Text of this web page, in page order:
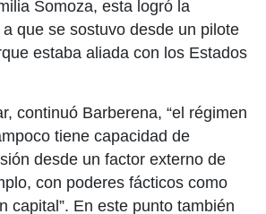
Somoza, esta logró la
que se sostuvo desde un pilote
estaba aliada con los Estados
continuó Barberena, “el régimen
tiene capacidad de
desde un factor externo de
con poderes fácticos como
capital”. En este punto también